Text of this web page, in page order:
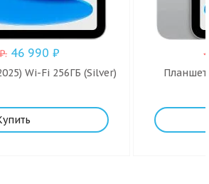
₽. 46 990 ₽
Wi-Fi 256ГБ (Silver)
Планшет